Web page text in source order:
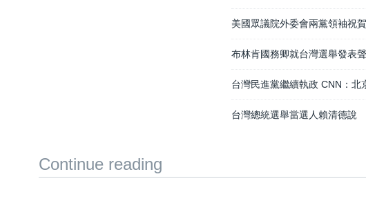
美國眾議院外委會兩黨領袖祝
布林肯國務卿就台灣選舉發表
台灣民進黨繼續執政 CNN：北
台灣總統選舉當選人賴清德說
Continue reading